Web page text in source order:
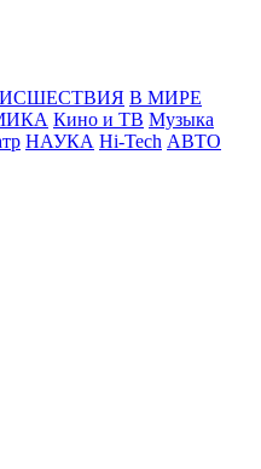
В МИРЕ
Кино и ТВ Музыка
НАУКА Hi-Tech АВТО